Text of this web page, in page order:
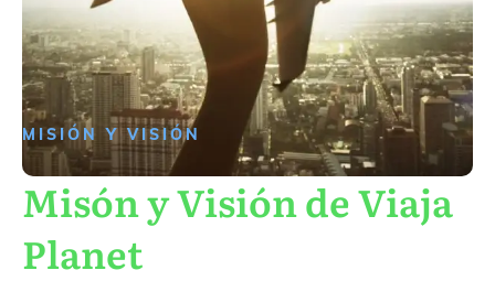
MISIÓN Y VISIÓN
Misón y Visión de Viaja
Planet